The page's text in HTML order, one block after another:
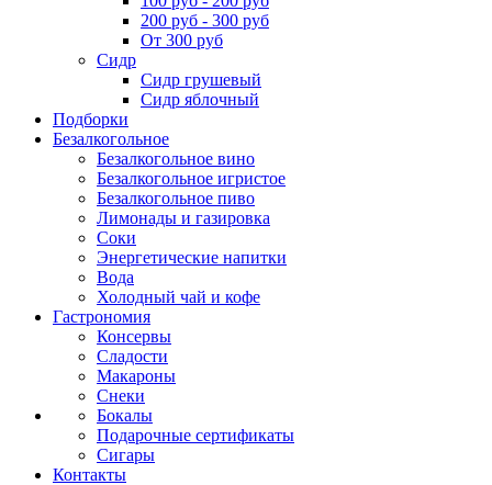
200 руб - 300 руб
От 300 руб
Сидр
Сидр грушевый
Сидр яблочный
Подборки
Безалкогольное
Безалкогольное вино
Безалкогольное игристое
Безалкогольное пиво
Лимонады и газировка
Соки
Энергетические напитки
Вода
Холодный чай и кофе
Гастрономия
Консервы
Сладости
Макароны
Снеки
Бокалы
Подарочные сертификаты
Сигары
Контакты